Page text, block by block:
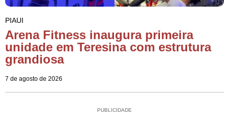
PIAUI
Arena Fitness inaugura primeira
unidade em Teresina com estrutura
grandiosa
7 de agosto de 2026
PUBLICIDADE